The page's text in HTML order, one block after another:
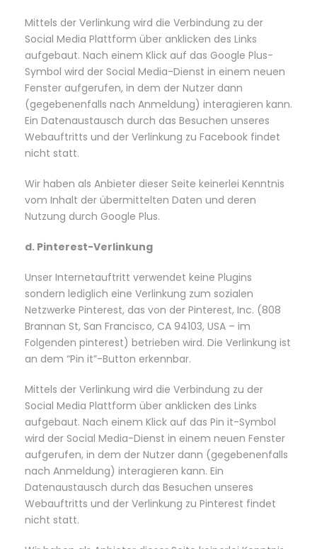
Mittels der Verlinkung wird die Verbindung zu der
Social Media Plattform über anklicken des Links
aufgebaut. Nach einem Klick auf das Google Plus-
Symbol wird der Social Media-Dienst in einem neuen
Fenster aufgerufen, in dem der Nutzer dann
(gegebenenfalls nach Anmeldung) interagieren kann.
Ein Datenaustausch durch das Besuchen unseres
Webauftritts und der Verlinkung zu Facebook findet
nicht statt.
Wir haben als Anbieter dieser Seite keinerlei Kenntnis
vom Inhalt der übermittelten Daten und deren
Nutzung durch Google Plus.
d. Pinterest-Verlinkung
Unser Internetauftritt verwendet keine Plugins
sondern lediglich eine Verlinkung zum sozialen
Netzwerke Pinterest, das von der Pinterest, Inc. (808
Brannan St, San Francisco, CA 94103, USA – im
Folgenden pinterest) betrieben wird. Die Verlinkung ist
an dem “Pin it”-Button erkennbar.
Mittels der Verlinkung wird die Verbindung zu der
Social Media Plattform über anklicken des Links
aufgebaut. Nach einem Klick auf das Pin it-Symbol
wird der Social Media-Dienst in einem neuen Fenster
aufgerufen, in dem der Nutzer dann (gegebenenfalls
nach Anmeldung) interagieren kann. Ein
Datenaustausch durch das Besuchen unseres
Webauftritts und der Verlinkung zu Pinterest findet
nicht statt.